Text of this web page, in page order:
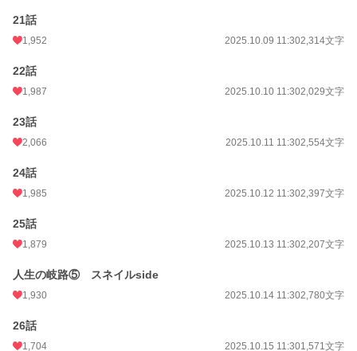
21話
1,952 2025.10.09 11:302,314文字
22話
1,987 2025.10.10 11:302,029文字
23話
2,066 2025.10.11 11:302,554文字
24話
1,985 2025.10.12 11:302,397文字
25話
1,879 2025.10.13 11:302,207文字
人生の岐路⑤ スネイルside
1,930 2025.10.14 11:302,780文字
26話
1,704 2025.10.15 11:301,571文字